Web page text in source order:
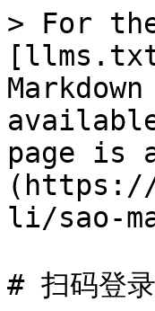
> For
page is
(https://
li/sao-
# 扫码登